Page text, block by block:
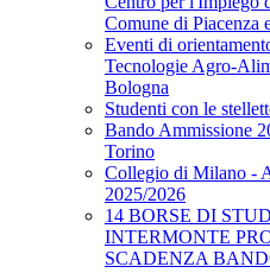
Comune di Piacenza
Eventi di
Tecnologie Agro-
Bologna
Studenti con le
Bando Ammissione
Torino
Collegio di Milano -
2025/2026
14 BORSE DI
INTERMONTE
SCADENZA